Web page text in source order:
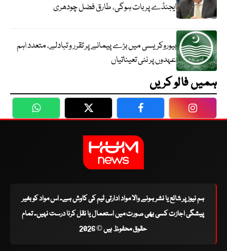
ایجنڈے پر بات ہوگی، طارق فضل چودھری
بیوروکریسی میں بڑے پیمانے پر تقرر و تبادلے، متعدد اہم
عہدوں پر نئی تعیناتیاں
ہمیں فالو کریں
WhatsApp Twitter Facebook
ہم نیوز پر شائع یا نشر ہونے والا مواد ادارتی ٹیم کی کاوش ہے۔ اس مواد کو بغیر
پیشگی اجازت کسی بھی صورت میں استعمال یا نقل کرنا درست نہیں۔ تمام
حقوق محفوظ ہیں © 2026